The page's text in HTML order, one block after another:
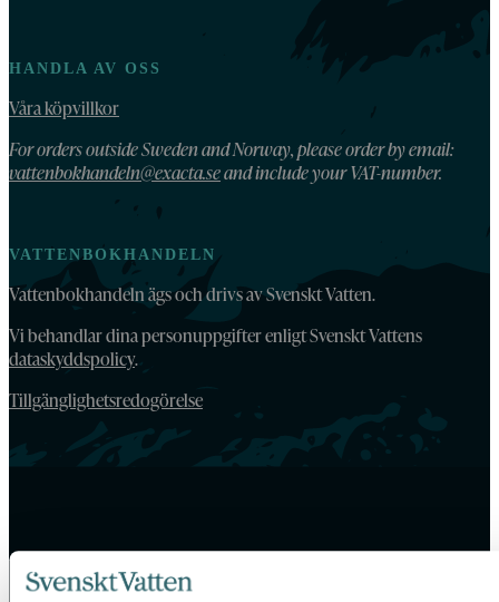
HANDLA AV OSS
Våra köpvillkor
For orders outside Sweden and Norway, please order by email:
vattenbokhandeln@exacta.seand include your VAT-number.
VATTENBOKHANDELN
Vattenbokhandeln ägs och drivs av Svenskt Vatten.
Vi behandlar dina personuppgifter enligt Svenskt Vattens
dataskyddspolicy.
Tillgänglighetsredogörelse